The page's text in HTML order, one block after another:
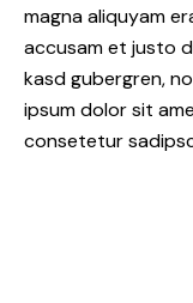
magna aliquyam
accusam et justo
kasd gubergren,
ipsum dolor sit
consetetur